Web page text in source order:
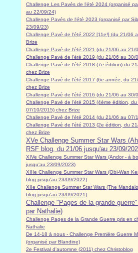
Challenge Les Pavés de l'été 2024 (organisé
au 22/09/24)
Challenge Pavés de l'été 2023 (organisé par
23/09/23)
Challenge Pavé de l'été 2022 [11e!] (du 21/06
Brize
Challenge Pavé de l'été 2021 (du 21/06 au 21/
Challenge Pavé de l'été 2019 (du 21/06 au 30/
Challenge Pavé de l'été 2018 (7e édition) du
chez Brize
Challenge Pavé de l'été 2017 (6e année, du
chez Brize
Challenge Pavé de l'été 2016 (du 21/06 au 30/
Challenge Pavé de l'été 2015 (4ème édition,
07/10/2015) chez Brize
Challenge Pavé de l'été 2014 (du 21/06 au 07/
Challenge Pavé de l'été 2013 (2e édition, du
chez Brize
XVe Challenge Summer Star Wars
RSF blog, du 21/06 jusqu'au 23/09/
XIVe Challenge Summer Star Wars (Andor - à
jusqu'au 23/09/2023)
XIIIe Challenge Summer Star Wars (Obi-Wan
blog jusqu'au 23/09/2022)
XIIe Challenge Summer Star Wars (The
blog jusqu'au 23/09/2021)
Challenge "Pages de la grande
par Nathalie)
Challenge Pages de la Grande Guerre pris en
Nathalie
De 14-18 à nous - Challenge Première Guerre
(organisé par Blandine)
2e Festival d'automne (2011) chez Christoblog